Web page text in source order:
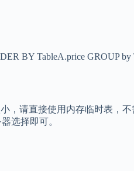
BY TableA.price GROUP by
，请直接使用内存临时表，
选择即可。